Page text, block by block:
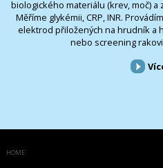
biologického materiálu (krev, moč)
Měříme glykémii, CRP, INR.
elektrod přiložených na hrudník a
nebo screening
HOME